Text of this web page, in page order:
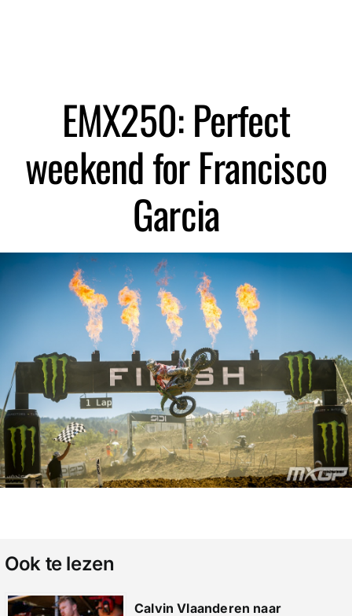
EMX250: Perfect
weekend for Francisco
Garcia
Ook te lezen
Calvin Vlaanderen naar